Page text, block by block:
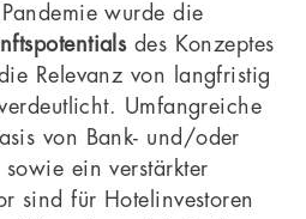
wurde die
des Konzeptes
Relevanz von langfristig
Umfangreiche
von Bank- und/oder
ein verstärkter
sind für Hotelinvestoren